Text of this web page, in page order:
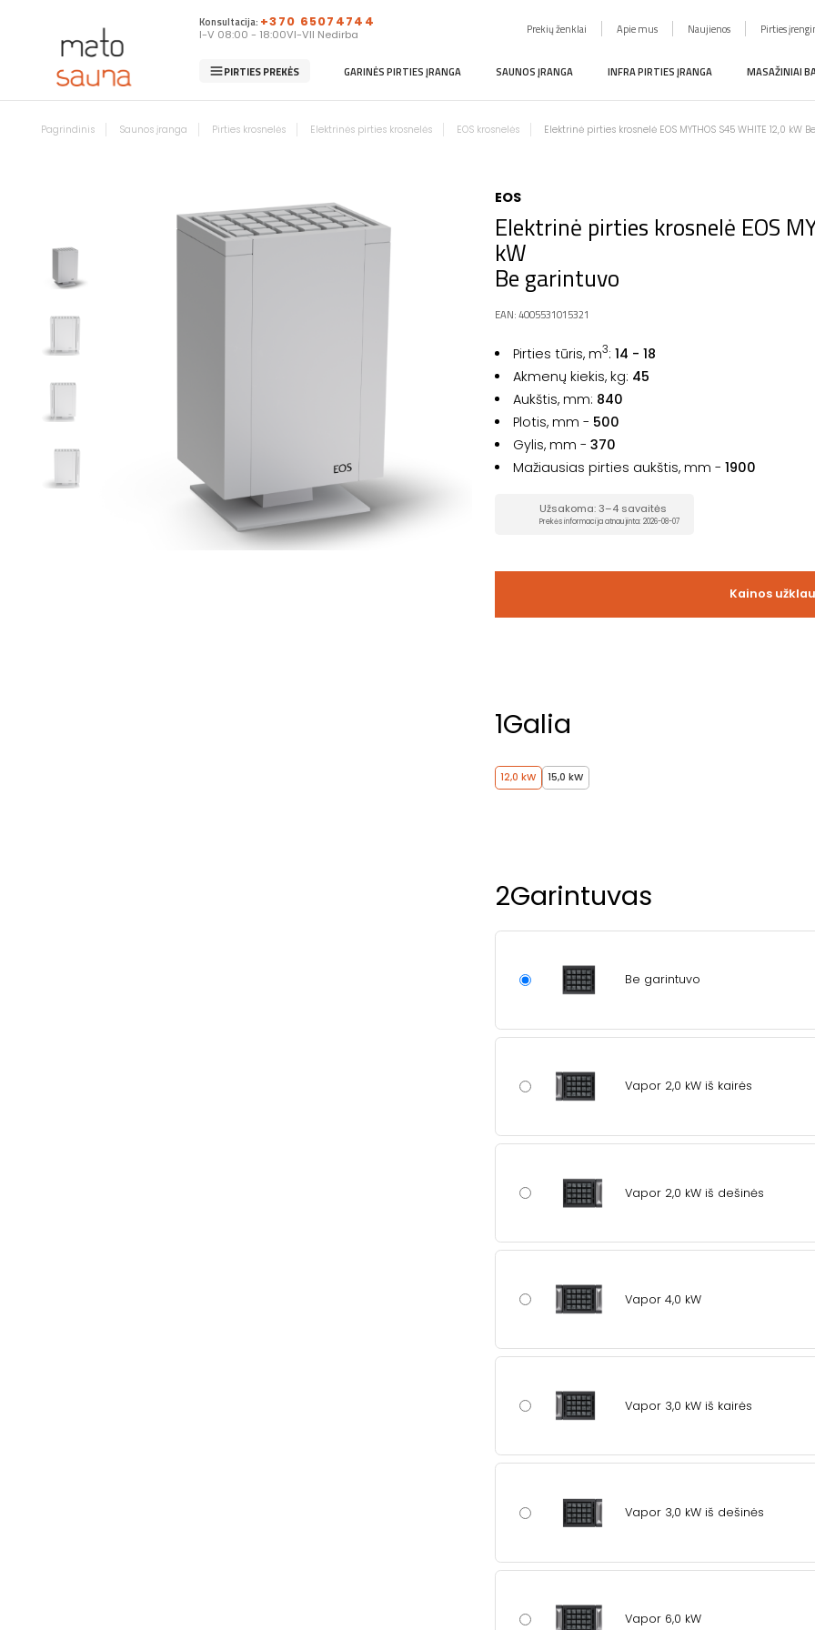
Konsultacija: +370 65074744
I-V 08:00 - 18:00VI-VII Nedirba Prekių ženklai Apie mus Naujienos Pirties
PIRTIES PREKĖS GARINĖS PIRTIES ĮRANGA SAUNOS ĮRANGA INFRA PIRTIES ĮRANGA MASAŽINIAI
Pagrindinis Saunos įranga Pirties krosnelės Elektrinės pirties krosnelės EOS krosnelės Elektrinė pirties krosnelė EOS MYTHOS S45 WHITE 12,0 kW
EOS
Elektrinė pirties krosnelė EOS
kW
Be garintuvo
EAN: 4005531015321
Pirties tūris, m3: 14 - 18
Akmenų kiekis, kg: 45
Aukštis, mm: 840
Plotis, mm - 500
Gylis, mm - 370
Mažiausias pirties aukštis, mm - 1900
Užsakoma: 3–4 savaitės
Prekės informacija atnaujinta: 2026-08-07
Kainos
1Galia
12,0 kW 15,0 kW
2Garintuvas
Be garintuvo
Vapor 2,0 kW iš kairės
Vapor 2,0 kW iš dešinės
Vapor 4,0 kW
Vapor 3,0 kW iš kairės
Vapor 3,0 kW iš dešinės
Vapor 6,0 kW